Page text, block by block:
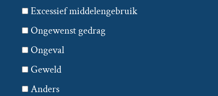
Excessief middelengebruik
Ongewenst gedrag
Ongeval
Geweld
Anders